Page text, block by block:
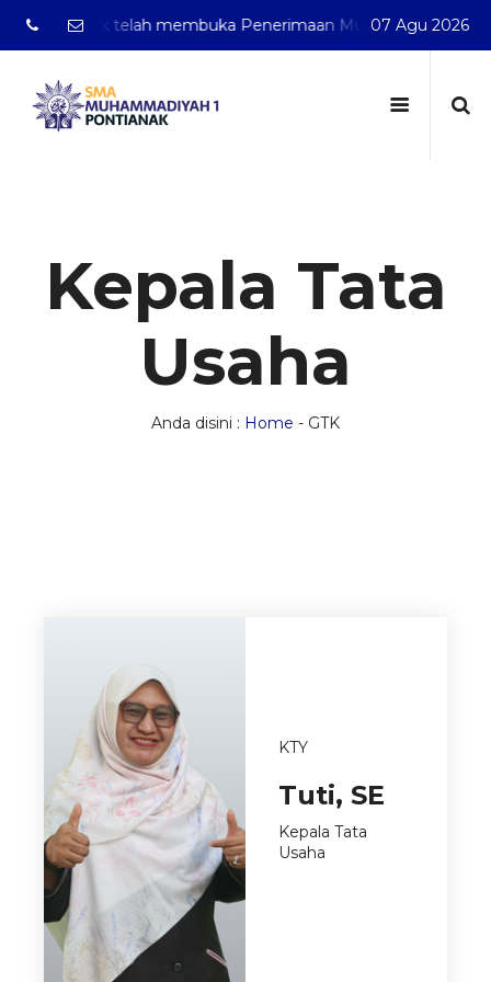
Pontianak telah membuka Penerimaan Murid Baru Tahun
07 Agu 2026
Kepala Tata
Usaha
Anda disini : Home - GTK
KTY
Tuti, SE
Kepala Tata
Usaha